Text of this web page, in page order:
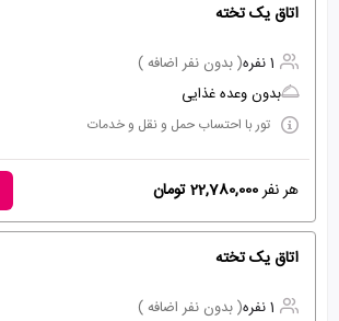
اتاق یک تخته
1 نفره
( بدون نفر اضافه )
بدون وعده غذایی
تور با احتساب حمل و نقل و خدمات
هر نفر22,780,000 تومان
اتاق یک تخته
1 نفره
( بدون نفر اضافه )